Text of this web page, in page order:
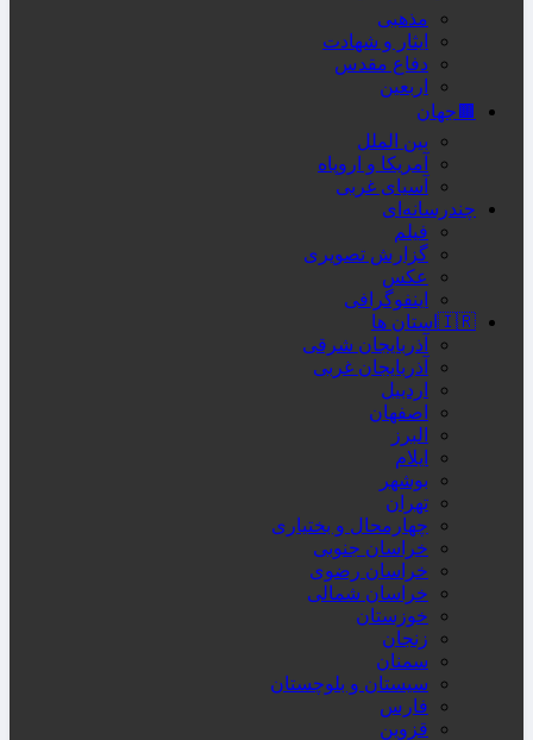
مذهبی
ایثار و شهادت
دفاع مقدس
اربعین
🟫جهان
بین الملل
آمریکا و اروپاه
آسیای غربی
چندرسانه‌ای
فیلم
گزارش تصویری
عکس
اینفوگرافی
🇮🇷استان ها
آذربایجان شرقی
آذربایجان غربی
اردبیل
اصفهان
البرز
ایلام
بوشهر
تهران
چهارمحال و بختیاری
خراسان جنوبی
خراسان رضوی
خراسان شمالی
خوزستان
زنجان
سمنان
سیستان و بلوچستان
فارس
قزوین